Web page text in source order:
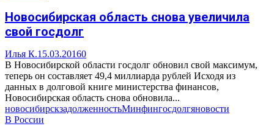
Новосибирская область снова увеличила
свой госдолг
Илья К.15.03.20160
В Новосибирской области госдолг обновил свой максимум,
теперь он составляет 49,4 миллиарда рублей Исходя из
данных в долговой книге министерства финансов,
Новосибирская область снова обновила...
новосибирскзадолженностьМинфингосдолгяновости
В России